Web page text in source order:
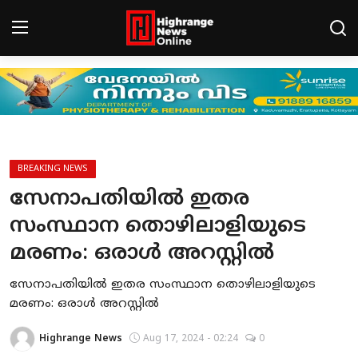
Login Register
HCN - CONNECT
Gallery
LEAD NEWS
INDIA
BREAKING NEWS
സേനാപതിയിൽ ഇതര
സംസ്ഥാന തൊഴിലാളിയുടെ
മരണം: ഒരാൾ അറസ്റ്റിൽ
സേനാപതിയിൽ ഇതര സംസ്ഥാന തൊഴിലാളിയുടെ
മരണം: ഒരാൾ അറസ്റ്റിൽ
Highrange News Aug 17, 2024 - 02:24 0